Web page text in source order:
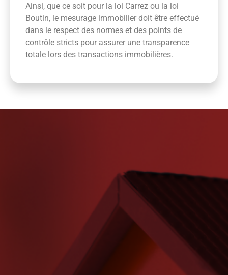
Ainsi, que ce soit pour la loi Carrez ou la loi
Boutin, le mesurage immobilier doit être effectué
dans le respect des normes et des points de
contrôle stricts pour assurer une transparence
totale lors des transactions immobilières.